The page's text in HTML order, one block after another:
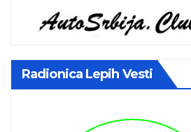
Radionica Lepih Vesti